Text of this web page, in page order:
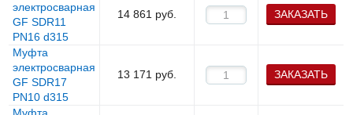
электросварная
GF SDR11
PN16 d315
14 861 руб. ЗАКАЗАТЬ
Муфта
электросварная
GF SDR17
PN10 d315
13 171 руб. ЗАКАЗАТЬ